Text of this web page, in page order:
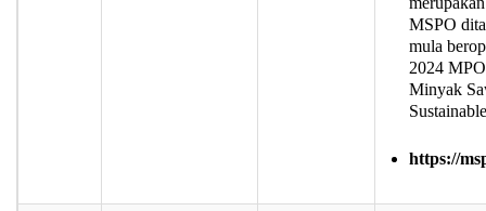
MSPO
mula
2024
Minyak
https://